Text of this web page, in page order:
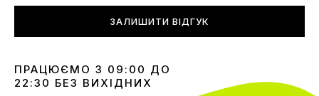
ЗАЛИШИТИ ВІДГУК
ПРАЦЮЄМО З 09:00 ДО
22:30 БЕЗ ВИХІДНИХ